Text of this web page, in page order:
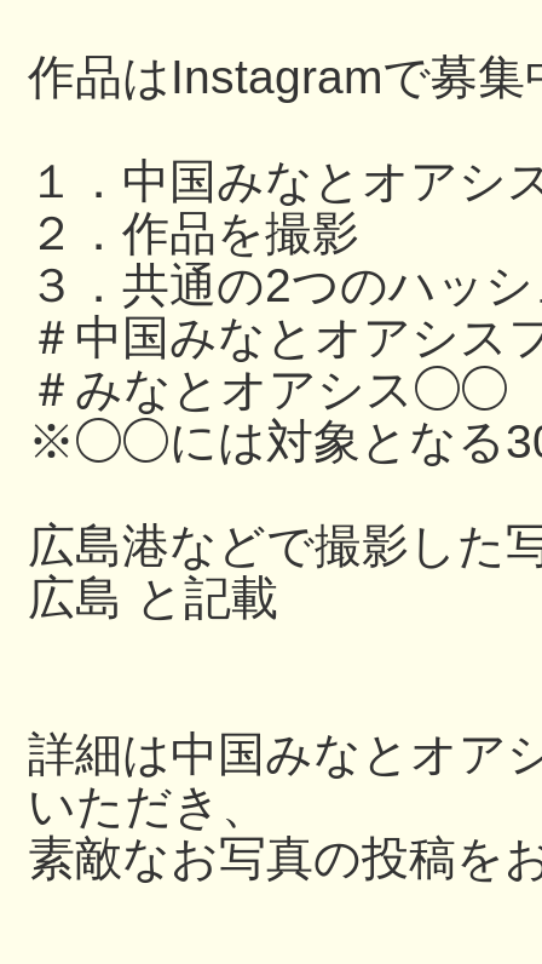
作品はInstagramで募集
１．中国みなとオアシ
２．作品を撮影
３．共通の2つのハッ
＃中国みなとオアシス
＃みなとオアシス◯◯
※◯◯には対象となる
広島港などで撮影した
広島 と記載
詳細は中国みなとオア
いただき、
素敵なお写真の投稿を